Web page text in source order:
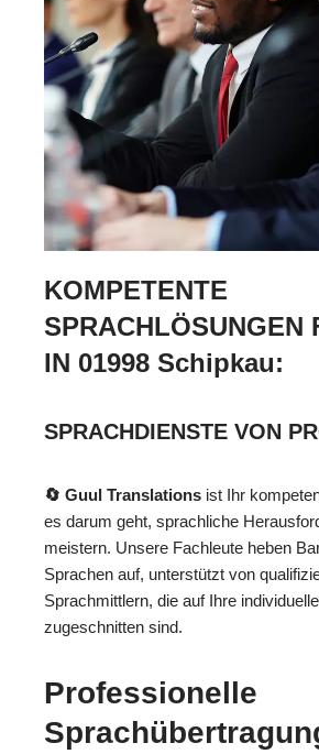
KOMPETENTE
SPRACHLÖSUNGEN
IN 01998 Schipkau:
SPRACHDIENSTE VON
🔄 Guul Translations ist Ihr
es darum geht, sprachliche
meistern. Unsere Fachleute heben
Sprachen auf, unterstützt von
Sprachmittlern, die auf Ihre
zugeschnitten sind.
Professionelle